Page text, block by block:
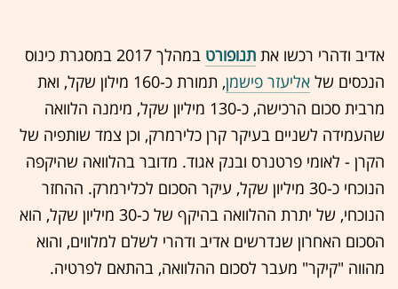
אדיב ודהרי רכשו את תנופורט
במהלך 2017 במסגרת כינוס
הנכסים של אליעזר פישמן
, תמורת כ-160 מילון שקל, ואת
מרבית סכום הרכישה, כ-130 מיליון שקל, מימנה הלוואה
שהעמידה לשניים בעיקר קרן כלירמרק, וכן צמד שותפיה של
הקרן - לאומי פרטנרס ובנק אגוד. מדובר בהלוואה שהיקפה
הנוכחי כ-30 מיליון שקל, עיקר הסכום לכלירמרק. ההחזר
הנוכחי, של יתרת ההלוואה בהיקף של כ-30 מיליון שקל, הוא
הסכום האחרון שנדרשים אדיב ודהרי לשלם למלווים, והוא
מהווה "קיקר" מעבר לסכום ההלוואה, בהתאם לפרטיה.